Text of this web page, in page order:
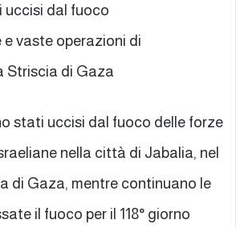
uccisi dal fuoco
e vaste operazioni di
Striscia di Gaza
stati uccisi dal fuoco delle forze
nella città di Jabalia, nel
di Gaza, mentre continuano le
il fuoco per il 118° giorno